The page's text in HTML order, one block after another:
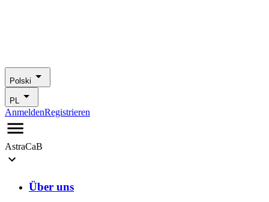
Polski
PL
AnmeldenRegistrieren
AstraCaB
Über uns